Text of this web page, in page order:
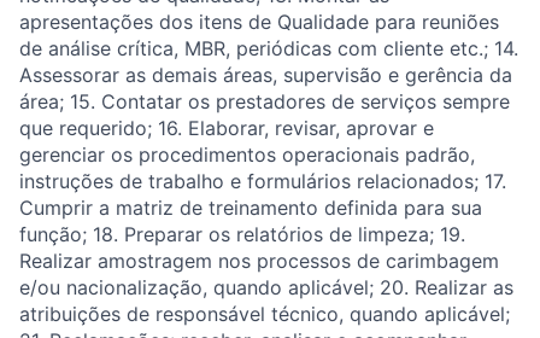
apresentações dos itens de Qualidade para reuniões
de análise crítica, MBR, periódicas com cliente etc.; 14.
Assessorar as demais áreas, supervisão e gerência da
área; 15. Contatar os prestadores de serviços sempre
que requerido; 16. Elaborar, revisar, aprovar e
gerenciar os procedimentos operacionais padrão,
instruções de trabalho e formulários relacionados; 17.
Cumprir a matriz de treinamento definida para sua
função; 18. Preparar os relatórios de limpeza; 19.
Realizar amostragem nos processos de carimbagem
e/ou nacionalização, quando aplicável; 20. Realizar as
atribuições de responsável técnico, quando aplicável;